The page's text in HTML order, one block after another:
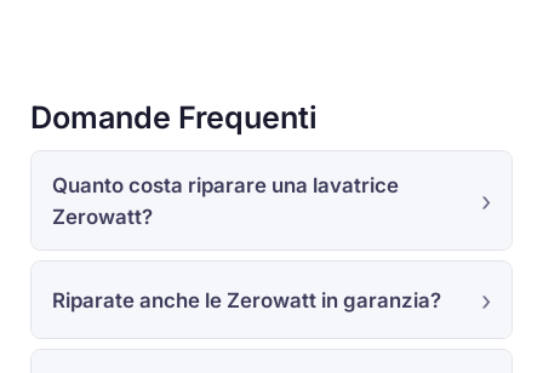
Domande Frequenti
Quanto costa riparare una lavatrice
Zerowatt?
Riparate anche le Zerowatt in garanzia?